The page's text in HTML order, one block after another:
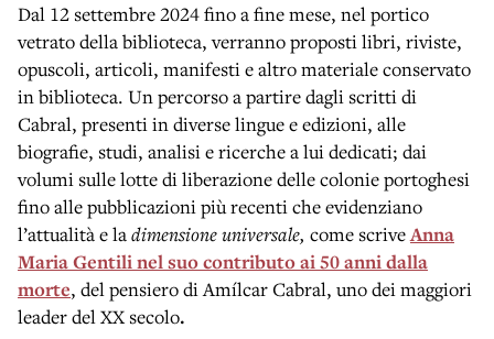
Dal 12 settembre 2024 fino a fine mese, nel portico
vetrato della biblioteca, verranno proposti libri, riviste,
opuscoli, articoli, manifesti e altro materiale conservato
in biblioteca. Un percorso a partire dagli scritti di
Cabral, presenti in diverse lingue e edizioni, alle
biografie, studi, analisi e ricerche a lui dedicati; dai
volumi sulle lotte di liberazione delle colonie portoghesi
fino alle pubblicazioni più recenti che evidenziano
l’attualità e ladimensione universale, come scriveAnna
Maria Gentili nel suo contributo ai 50 anni dalla
morte, del pensiero di Amílcar Cabral, uno dei maggiori
leader del XX secolo.